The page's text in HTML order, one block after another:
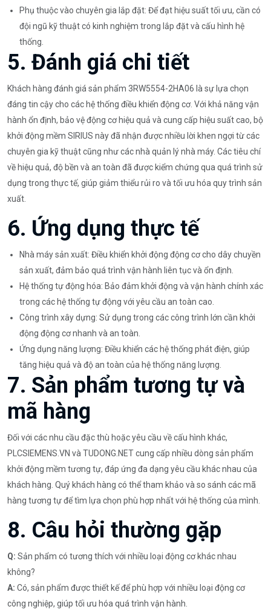
Phụ thuộc vào chuyên gia lắp đặt: Để đạt hiệu suất tối ưu, cần có
đội ngũ kỹ thuật có kinh nghiệm trong lắp đặt và cấu hình hệ
thống.
5. Đánh giá chi tiết
Khách hàng đánh giá sản phẩm 3RW5554-2HA06 là sự lựa chọn
đáng tin cậy cho các hệ thống điều khiển động cơ. Với khả năng vận
hành ổn định, bảo vệ động cơ hiệu quả và cung cấp hiệu suất cao, bộ
khởi động mềm SIRIUS này đã nhận được nhiều lời khen ngợi từ các
chuyên gia kỹ thuật cũng như các nhà quản lý nhà máy. Các tiêu chí
về hiệu quả, độ bền và an toàn đã được kiểm chứng qua quá trình sử
dụng trong thực tế, giúp giảm thiểu rủi ro và tối ưu hóa quy trình sản
xuất.
6. Ứng dụng thực tế
Nhà máy sản xuất: Điều khiển khởi động động cơ cho dây chuyền
sản xuất, đảm bảo quá trình vận hành liên tục và ổn định.
Hệ thống tự động hóa: Bảo đảm khởi động và vận hành chính xác
trong các hệ thống tự động với yêu cầu an toàn cao.
Công trình xây dựng: Sử dụng trong các công trình lớn cần khởi
động động cơ nhanh và an toàn.
Ứng dụng năng lượng: Điều khiển các hệ thống phát điện, giúp
tăng hiệu quả và độ an toàn của hệ thống năng lượng.
7. Sản phẩm tương tự và
mã hàng
Đối với các nhu cầu đặc thù hoặc yêu cầu về cấu hình khác,
PLCSIEMENS.VN và TUDONG.NET cung cấp nhiều dòng sản phẩm
khởi động mềm tương tự, đáp ứng đa dạng yêu cầu khác nhau của
khách hàng. Quý khách hàng có thể tham khảo và so sánh các mã
hàng tương tự để tìm lựa chọn phù hợp nhất với hệ thống của mình.
8. Câu hỏi thường gặp
Q: Sản phẩm có tương thích với nhiều loại động cơ khác nhau
không?
A: Có, sản phẩm được thiết kế để phù hợp với nhiều loại động cơ
công nghiệp, giúp tối ưu hóa quá trình vận hành.